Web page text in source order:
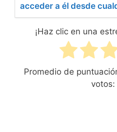
acceder a él desde
¡Haz clic en una
Promedio de
votos: